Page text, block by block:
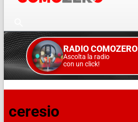
RADIO COMOZERO
Ascolta la radio
con un click!
ceresio